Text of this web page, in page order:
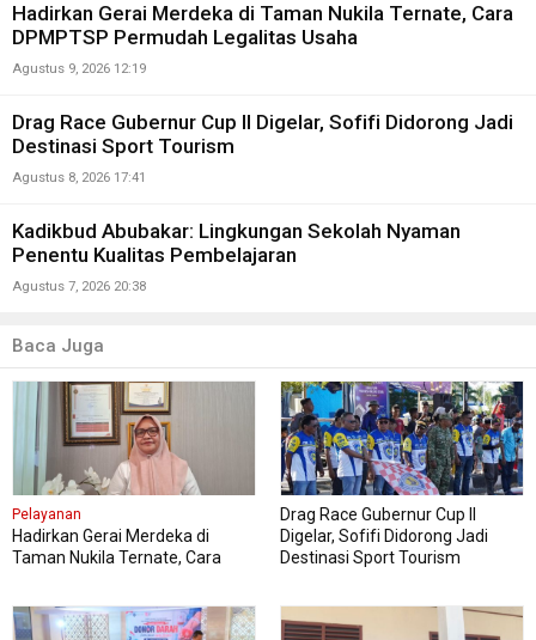
Hadirkan Gerai Merdeka di Taman Nukila Ternate, Cara
DPMPTSP Permudah Legalitas Usaha
Agustus 9, 2026 12:19
Drag Race Gubernur Cup II Digelar, Sofifi Didorong Jadi
Destinasi Sport Tourism
Agustus 8, 2026 17:41
Kadikbud Abubakar: Lingkungan Sekolah Nyaman
Penentu Kualitas Pembelajaran
Agustus 7, 2026 20:38
Baca Juga
Pelayanan
Hadirkan Gerai Merdeka di
Taman Nukila Ternate, Cara
Drag Race Gubernur Cup II
Digelar, Sofifi Didorong Jadi
Destinasi Sport Tourism